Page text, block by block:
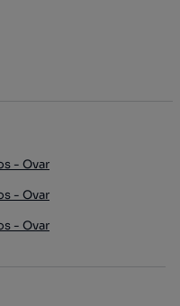
- Ovar
- Ovar
- Ovar